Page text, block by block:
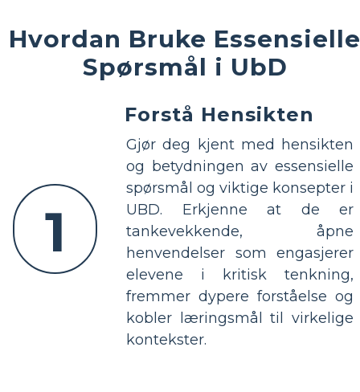
Hvordan Bruke Essensielle
Spørsmål i UbD
1
Forstå Hensikten
Gjør deg kjent med hensikten
og betydningen av essensielle
spørsmål og viktige konsepter i
UBD. Erkjenne at de er
tankevekkende, åpne
henvendelser som engasjerer
elevene i kritisk tenkning,
fremmer dypere forståelse og
kobler læringsmål til virkelige
kontekster.